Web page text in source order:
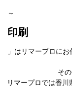
～
印刷
」はリマープロにお
そ
リマープロでは香川